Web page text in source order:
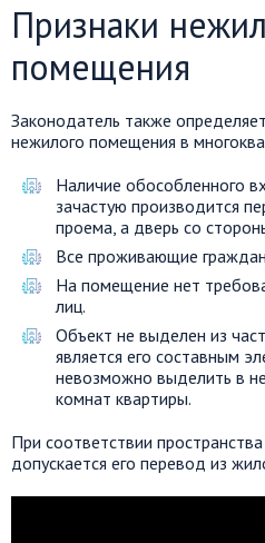
Признаки
помещения
Законодатель также
нежилого помещения в
Наличие обособленного
зачастую производится
проема, а дверь со
Все проживающие
На помещение нет
лиц.
Объект не выделен из
является его составным
невозможно выделить в
комнат квартиры.
При соответствии
допускается его перевод из